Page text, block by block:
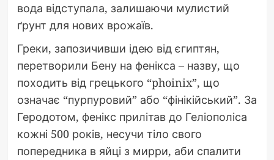
вода відступала, залишаючи мулистий
ґрунт для нових врожаїв.
Греки, запозичивши ідею від єгиптян,
перетворили Бену на фенікса – назву, що
походить від грецького “phoinix”, що
означає “пурпуровий” або “фінікійський”. За
Геродотом, фенікс прилітав до Геліополіса
кожні 500 років, несучи тіло свого
попередника в яйці з мирри, аби спалити